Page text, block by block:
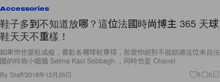
Accessories
鞋子多到不知道放哪？這位法國時尚博主 365 天球
鞋天天不重樣！
如果你也愛鞋成癡，喜歡各種球鞋穿搭，那麼你絕對不能錯過這位來自法
國的時尚小姐姐 Selma Kaci Sebbagh ，同時也是 Chanel
By Staff/2018年12月26日 5 0